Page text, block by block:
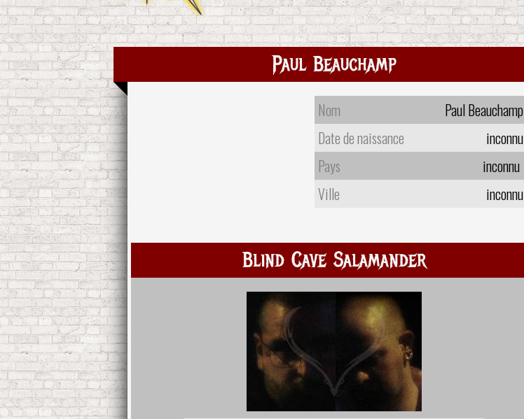
Paul Beauchamp
Nom
Paul Beauchamp
Date de naissance
inconnu
Pays
inconnu
Ville
inconnu
Blind Cave Salamander